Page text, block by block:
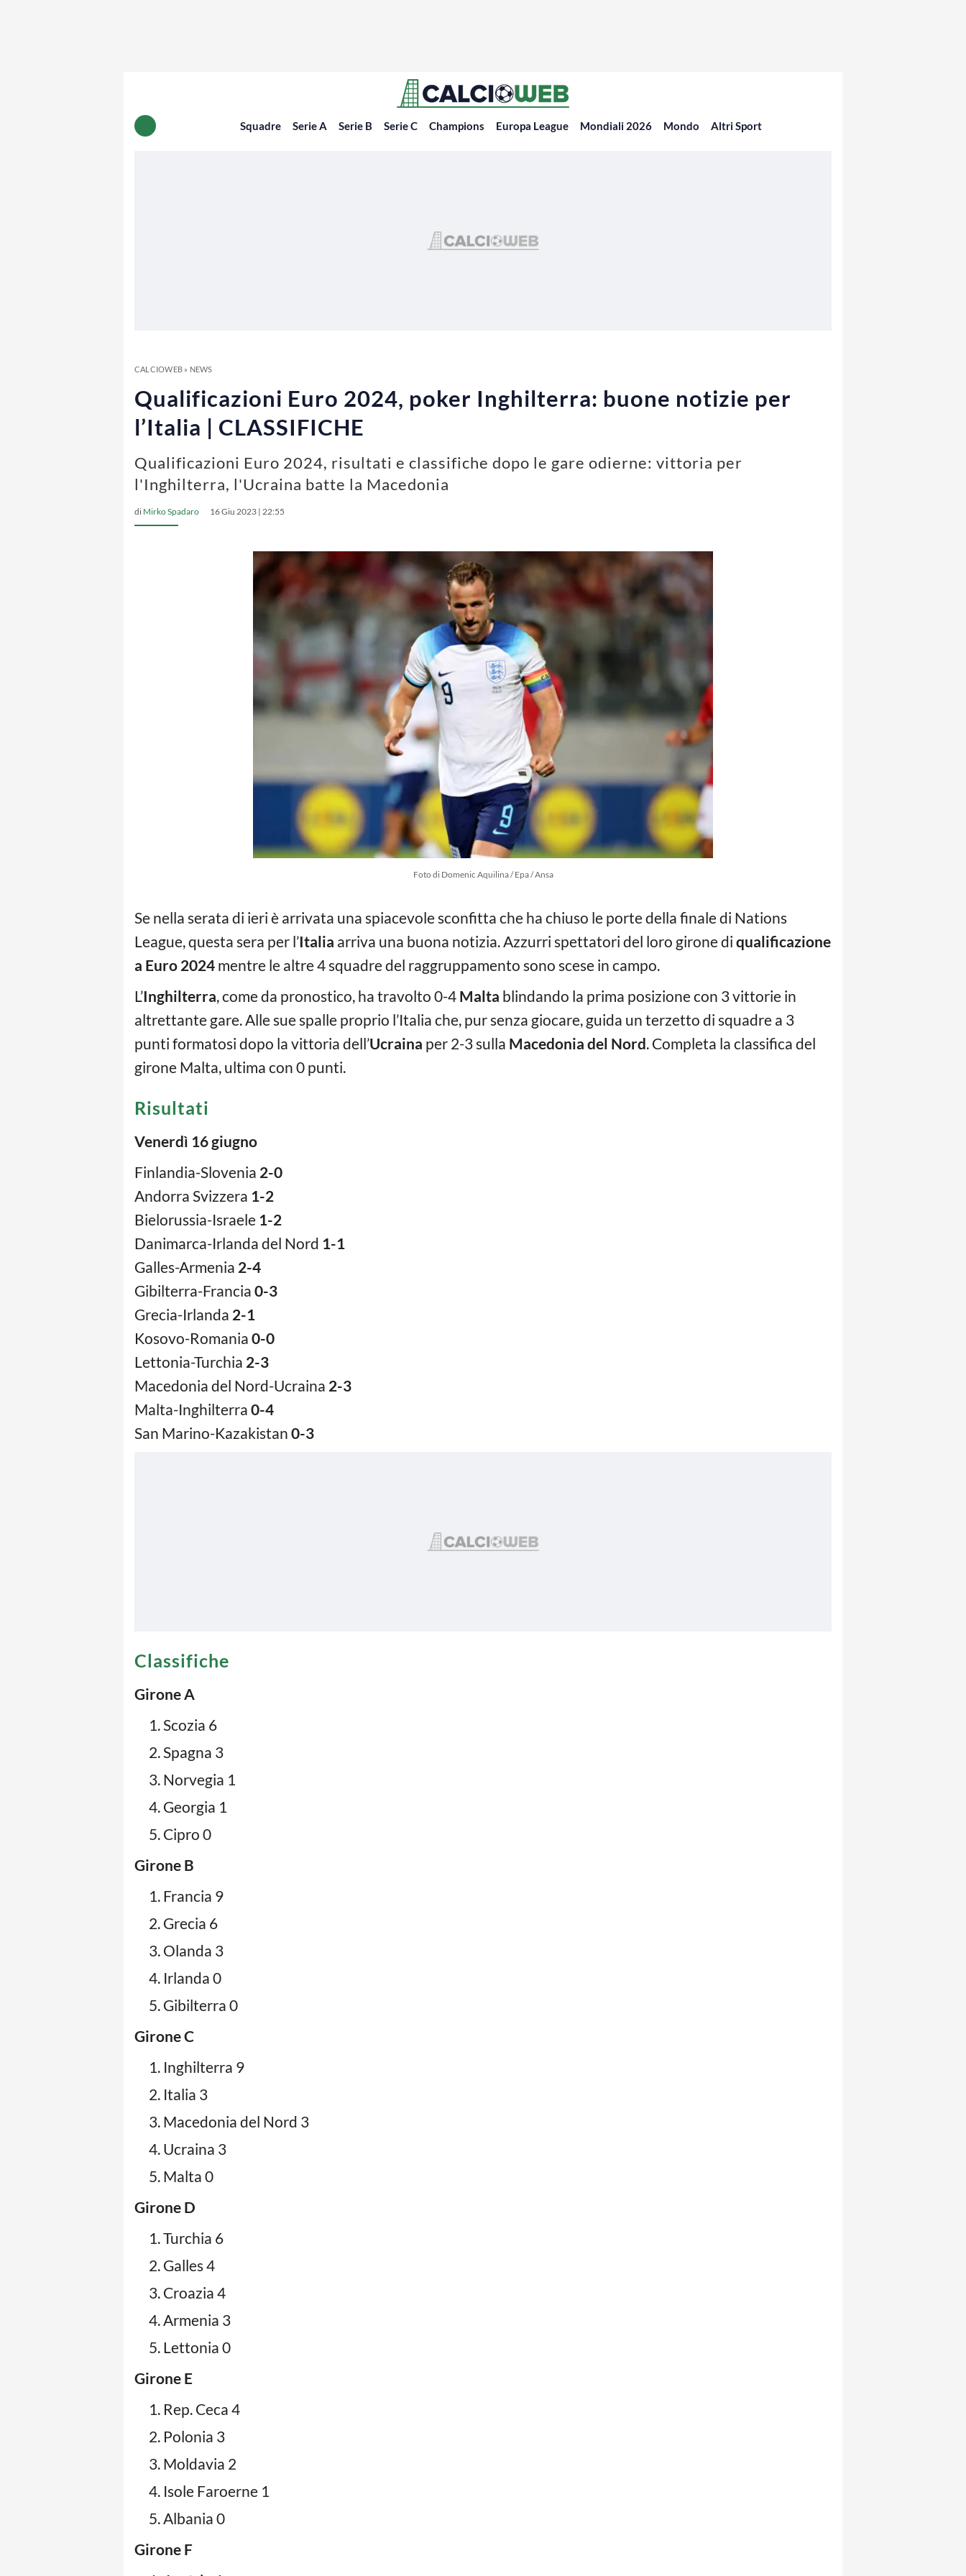
Squadre Serie A Serie B Serie C Champions Europa League Mondiali 2026 Mondo Altri Sport
CALCIOWEB» NEWS
Qualificazioni Euro 2024, poker Inghilterra: buone notizie per
l’Italia | CLASSIFICHE
Qualificazioni Euro 2024, risultati e classifiche dopo le gare odierne: vittoria per
l'Inghilterra, l'Ucraina batte la Macedonia
di Mirko Spadaro 16 Giu 2023 | 22:55
Foto di Domenic Aquilina / Epa / Ansa
Se nella serata di ieri è arrivata una spiacevole sconfitta che ha chiuso le porte della finale di Nations
League, questa sera per l’Italia arriva una buona notizia. Azzurri spettatori del loro girone di qualificazione
a Euro 2024 mentre le altre 4 squadre del raggruppamento sono scese in campo.
L’Inghilterra, come da pronostico, ha travolto 0-4 Malta blindando la prima posizione con 3 vittorie in
altrettante gare. Alle sue spalle proprio l’Italia che, pur senza giocare, guida un terzetto di squadre a 3
punti formatosi dopo la vittoria dell’Ucraina per 2-3 sulla Macedonia del Nord. Completa la classifica del
girone Malta, ultima con 0 punti.
Risultati
Venerdì 16 giugno
Finlandia-Slovenia 2-0
Andorra Svizzera 1-2
Bielorussia-Israele 1-2
Danimarca-Irlanda del Nord 1-1
Galles-Armenia 2-4
Gibilterra-Francia 0-3
Grecia-Irlanda 2-1
Kosovo-Romania 0-0
Lettonia-Turchia 2-3
Macedonia del Nord-Ucraina 2-3
Malta-Inghilterra 0-4
San Marino-Kazakistan 0-3
Classifiche
Girone A
Scozia 6
Spagna 3
Norvegia 1
Georgia 1
Cipro 0
Girone B
Francia 9
Grecia 6
Olanda 3
Irlanda 0
Gibilterra 0
Girone C
Inghilterra 9
Italia 3
Macedonia del Nord 3
Ucraina 3
Malta 0
Girone D
Turchia 6
Galles 4
Croazia 4
Armenia 3
Lettonia 0
Girone E
Rep. Ceca 4
Polonia 3
Moldavia 2
Isole Faroerne 1
Albania 0
Girone F